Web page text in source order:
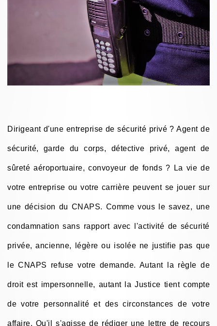
Dirigeant d'une entreprise de sécurité privé ? Agent de
sécurité, garde du corps, détective privé, agent de
sûreté aéroportuaire, convoyeur de fonds ? La vie de
votre entreprise ou votre carrière peuvent se jouer sur
une décision du CNAPS. Comme vous le savez, une
condamnation sans rapport avec l'activité de sécurité
privée, ancienne, légère ou isolée ne justifie pas que
le CNAPS refuse votre demande. Autant la règle de
droit est impersonnelle, autant la Justice tient compte
de votre personnalité et des circonstances de votre
affaire. Qu'il s'agisse de rédiger une lettre de recours